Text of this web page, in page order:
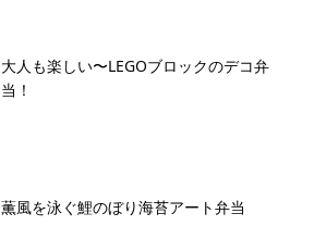
大人も楽しい〜LEGOブロックのデコ弁
当！
薫風を泳ぐ鯉のぼり海苔アート弁当